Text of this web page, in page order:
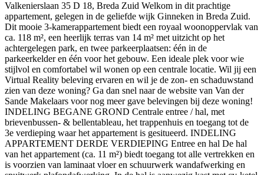
Valkenierslaan 35 D 18, Breda Zuid Welkom in dit prachtige
appartement, gelegen in de geliefde wijk Ginneken in Breda Zuid.
Dit mooie 3-kamerappartement biedt een royaal woonoppervlak van
ca. 118 m², een heerlijk terras van 14 m² met uitzicht op het
achtergelegen park, en twee parkeerplaatsen: één in de
parkeerkelder en één voor het gebouw. Een ideale plek voor wie
stijlvol en comfortabel wil wonen op een centrale locatie. Wil jij een
Virtual Reality beleving ervaren en wil je de zon- en schaduwstand
zien van deze woning? Ga dan snel naar de website van Van der
Sande Makelaars voor nog meer gave belevingen bij deze woning!
INDELING BEGANE GROND Centrale entree / hal, met
brievenbussen- & bellentableau, het trappenhuis en toegang tot de
3e verdieping waar het appartement is gesitueerd. INDELING
APPARTEMENT DERDE VERDIEPING Entree en hal De hal
van het appartement (ca. 11 m²) biedt toegang tot alle vertrekken en
is voorzien van laminaat vloer en schuurwerk wandafwerking en